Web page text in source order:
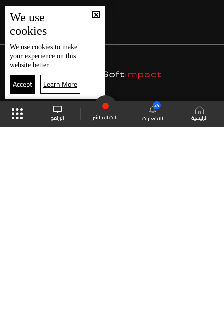
الرئيسية الاشعارات
24
البث المباشر البرامج
We use
cookies
We use cookies to make
your experience on this
website better.
Accept Learn More
موقع البرامج الجدول البث المباشر